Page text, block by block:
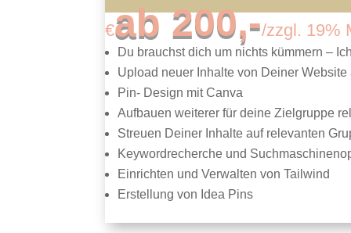
€ab 200,-/zzgl. 19%
Du brauchst dich um nichts kümmern –
Upload neuer Inhalte von Deiner Website
Pin- Design mit Canva
Aufbauen weiterer für deine Zielgruppe
Streuen Deiner Inhalte auf relevanten
Keywordrecherche und
Einrichten und Verwalten von Tailwind
Erstellung von Idea Pins